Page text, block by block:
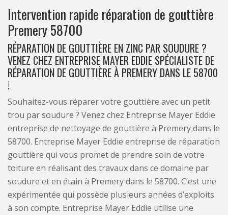
Intervention rapide réparation de gouttière
Premery 58700
RÉPARATION DE GOUTTIÈRE EN ZINC PAR SOUDURE ?
VENEZ CHEZ ENTREPRISE MAYER EDDIE SPÉCIALISTE DE
RÉPARATION DE GOUTTIÈRE À PREMERY DANS LE 58700
!
Souhaitez-vous réparer votre gouttière avec un petit
trou par soudure ? Venez chez Entreprise Mayer Eddie
entreprise de nettoyage de gouttière à Premery dans le
58700. Entreprise Mayer Eddie entreprise de réparation
gouttière qui vous promet de prendre soin de votre
toiture en réalisant des travaux dans ce domaine par
soudure et en étain à Premery dans le 58700. C’est une
expérimentée qui possède plusieurs années d’exploits
à son compte. Entreprise Mayer Eddie utilise une